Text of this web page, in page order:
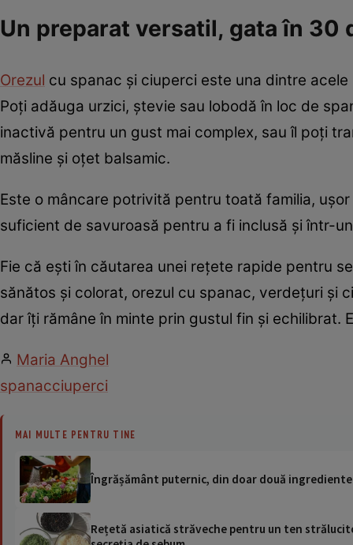
Un preparat versatil, gata în 30
Orezul cu spanac și ciuperci este una dintre
Poți adăuga urzici, ștevie sau lobodă în loc de
inactivă pentru un gust mai complex, sau îl poți
măsline și oțet balsamic.
Este o mâncare potrivită pentru toată familia,
suficient de savuroasă pentru a fi inclusă și într-
Fie că ești în căutarea unei rețete rapide pentru
sănătos și colorat, orezul cu spanac, verdețuri și
dar îți rămâne în minte prin gustul fin și
Maria Anghel
spanacciuperci
MAI MULTE PENTRU TINE
Îngrășământ puternic, din doar două
Rețetă asiatică străveche pentru un ten